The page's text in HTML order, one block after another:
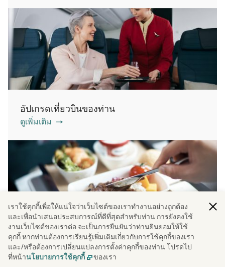
อัปเกรดเที่ยวบินของท่าน
ดูเพิ่มเติม
อาหารบนเครื่องบิน
ดูเพิ่มเติม
เราใช้คุกกี้เพื่อให้แน่ใจว่าเว็บไซต์ของเราทํางานอย่างถูกต้อง
และเพื่อนําเสนอประสบการณ์ที่ดีที่สุดสําหรับท่าน การยังคงใช้
งานเว็บไซต์ของเราต่อ จะเป็นการยืนยันว่าท่านยินยอมให้ใช้
คุกกี้ หากท่านต้องการเรียนรู้เพิ่มเติมเกี่ยวกับการใช้คุกกี้ของเรา
และ/หรือต้องการเปลี่ยนแปลงการตั้งค่าคุกกี้ของท่าน โปรดไป
ที่หน้านโยบายการใช้คุกกี้ ของเรา